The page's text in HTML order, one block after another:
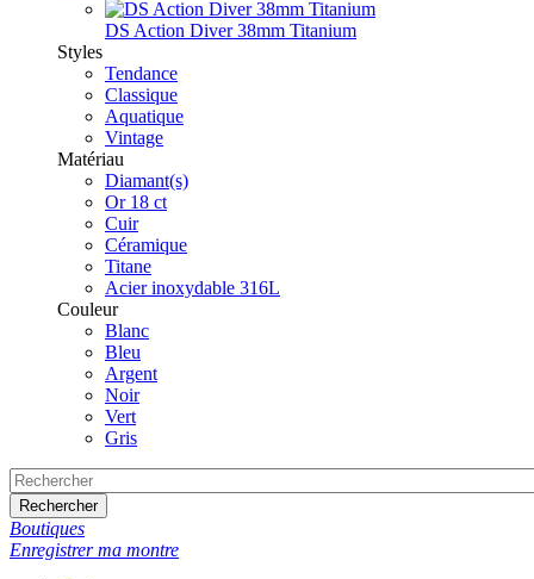
DS Action Diver 38mm Titanium
Styles
Tendance
Classique
Aquatique
Vintage
Matériau
Diamant(s)
Or 18 ct
Cuir
Céramique
Titane
Acier inoxydable 316L
Couleur
Blanc
Bleu
Argent
Noir
Vert
Gris
Rechercher
Boutiques
Enregistrer ma montre